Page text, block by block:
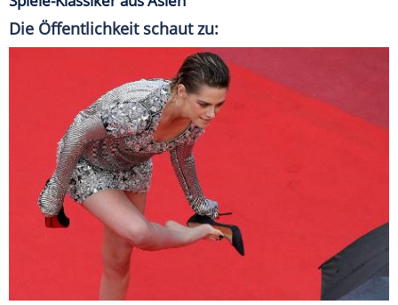
Die Öffentlichkeit schaut zu: